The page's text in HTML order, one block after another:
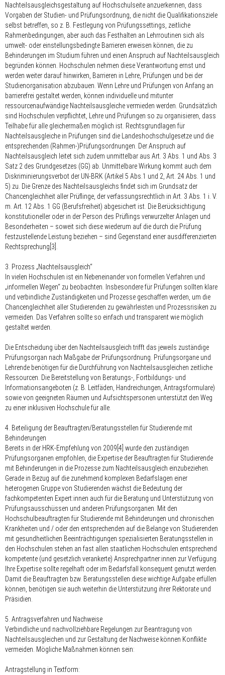
Nachteilsausgleichsgestaltung auf Hochschulseite anzuerkennen, dass
Vorgaben der Studien- und Prüfungsordnung, die nicht die Qualifikationsziele
selbst betreffen, so z. B. Festlegung von Prüfungssettings, zeitliche
Rahmenbedingungen, aber auch das Festhalten an Lehrroutinen sich als
umwelt- oder einstellungsbedingte Barrieren erweisen können, die zu
Behinderungen im Studium führen und einen Anspruch auf Nachteilsausgleich
begründen können. Hochschulen nehmen diese Verantwortung ernst und
werden weiter darauf hinwirken, Barrieren in Lehre, Prüfungen und bei der
Studienorganisation abzubauen. Wenn Lehre und Prüfungen von Anfang an
barrierefrei gestaltet werden, können individuelle und mitunter
ressourcenaufwändige Nachteilsausgleiche vermieden werden. Grundsätzlich
sind Hochschulen verpflichtet, Lehre und Prüfungen so zu organisieren, dass
Teilhabe für alle gleichermaßen möglich ist. Rechtsgrundlagen für
Nachteilsausgleiche in Prüfungen sind die Landeshochschulgesetze und die
entsprechenden (Rahmen-)Prüfungsordnungen. Der Anspruch auf
Nachteilsausgleich leitet sich zudem unmittelbar aus Art. 3 Abs. 1 und Abs. 3
Satz 2 des Grundgesetzes (GG) ab. Unmittelbare Wirkung kommt auch dem
Diskriminierungsverbot der UN-BRK (Artikel 5 Abs.1 und 2, Art. 24 Abs. 1 und
5) zu. Die Grenze des Nachteilsausgleichs findet sich im Grundsatz der
Chancengleichheit aller Prüflinge, der verfassungsrechtlich in Art. 3 Abs. 1 i. V.
m. Art. 12 Abs. 1 GG (Berufsfreiheit) abgesichert ist. Die Berücksichtigung
konstitutioneller oder in der Person des Prüflings verwurzelter Anlagen und
Besonderheiten – soweit sich diese wiederum auf die durch die Prüfung
festzustellende Leistung beziehen – sind Gegenstand einer ausdifferenzierten
Rechtsprechung[3].
3. Prozess „Nachteilsausgleich“
In vielen Hochschulen ist ein Nebeneinander von formellen Verfahren und
„informellen Wegen“ zu beobachten. Insbesondere für Prüfungen sollten klare
und verbindliche Zuständigkeiten und Prozesse geschaffen werden, um die
Chancengleichheit aller Studierenden zu gewährleisten und Prozessrisiken zu
vermeiden. Das Verfahren sollte so einfach und transparent wie möglich
gestaltet werden.
Die Entscheidung über den Nachteilsausgleich trifft das jeweils zuständige
Prüfungsorgan nach Maßgabe der Prüfungsordnung. Prüfungsorgane und
Lehrende benötigen für die Durchführung von Nachteilsausgleichen zeitliche
Ressourcen. Die Bereitstellung von Beratungs-, Fortbildungs- und
Informationsangeboten (z. B. Leitfäden, Handreichungen, Antragsformulare)
sowie von geeigneten Räumen und Aufsichtspersonen unterstützt den Weg
zu einer inklusiven Hochschule für alle.
4. Beteiligung der Beauftragten/Beratungsstellen für Studierende mit
Behinderungen
Bereits in der HRK-Empfehlung von 2009[4] wurde den zuständigen
Prüfungsorganen empfohlen, die Expertise der Beauftragten für Studierende
mit Behinderungen in die Prozesse zum Nachteilsausgleich einzubeziehen.
Gerade in Bezug auf die zunehmend komplexen Bedarfslagen einer
heterogenen Gruppe von Studierenden wächst die Bedeutung der
fachkompetenten Expert:innen auch für die Beratung und Unterstützung von
Prüfungsausschüssen und anderen Prüfungsorganen. Mit den
Hochschulbeauftragten für Studierende mit Behinderungen und chronischen
Krankheiten und / oder den entsprechenden auf die Belange von Studierenden
mit gesundheitlichen Beeinträchtigungen spezialisierten Beratungsstellen in
den Hochschulen stehen an fast allen staatlichen Hochschulen entsprechend
kompetente (und gesetzlich verankerte) Ansprechpartner:innen zur Verfügung.
Ihre Expertise sollte regelhaft oder im Bedarfsfall konsequent genutzt werden.
Damit die Beauftragten bzw. Beratungsstellen diese wichtige Aufgabe erfüllen
können, benötigen sie auch weiterhin die Unterstützung ihrer Rektorate und
Präsidien.
5. Antragsverfahren und Nachweise
Verbindliche und nachvollziehbare Regelungen zur Beantragung von
Nachteilsausgleichen und zur Gestaltung der Nachweise können Konflikte
vermeiden. Mögliche Maßnahmen können sein:
Antragstellung in Textform: